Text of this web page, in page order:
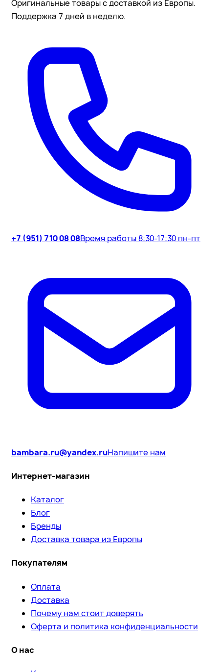
Оригинальные товары с доставкой из Европы.
Поддержка 7 дней в неделю.
+7 (951) 710 08 08Время работы 8:30-17:30 пн-пт
bambara.ru@yandex.ruНапишите нам
Интернет-магазин
Каталог
Блог
Бренды
Доставка товара из Европы
Покупателям
Оплата
Доставка
Почему нам стоит доверять
Оферта и политика конфиденциальности
О нас